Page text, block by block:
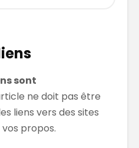
sont
ne doit pas être
liens vers des sites
propos.